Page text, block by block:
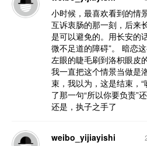
小时候，最喜欢看到的情
互诉衷肠的那一刻，后来
是可以避免的。用长安的
微不足道的障碍”。 暗恋
左眼的睫毛刷到洛枳眼皮
我一直把这个情景当做是
束，我以为，这是结束，
了那一句“所以你要负责”
还是，执子之手了
weibo_yijiayishi